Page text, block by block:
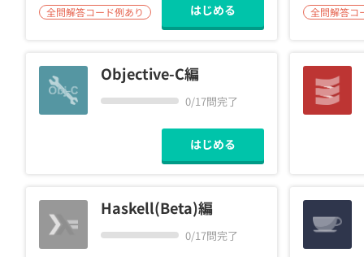
全問解答コード例あり はじめる 全問解答コ
Objective-C編
0/17問完了
はじめる
Haskell(Beta)編
0/17問完了